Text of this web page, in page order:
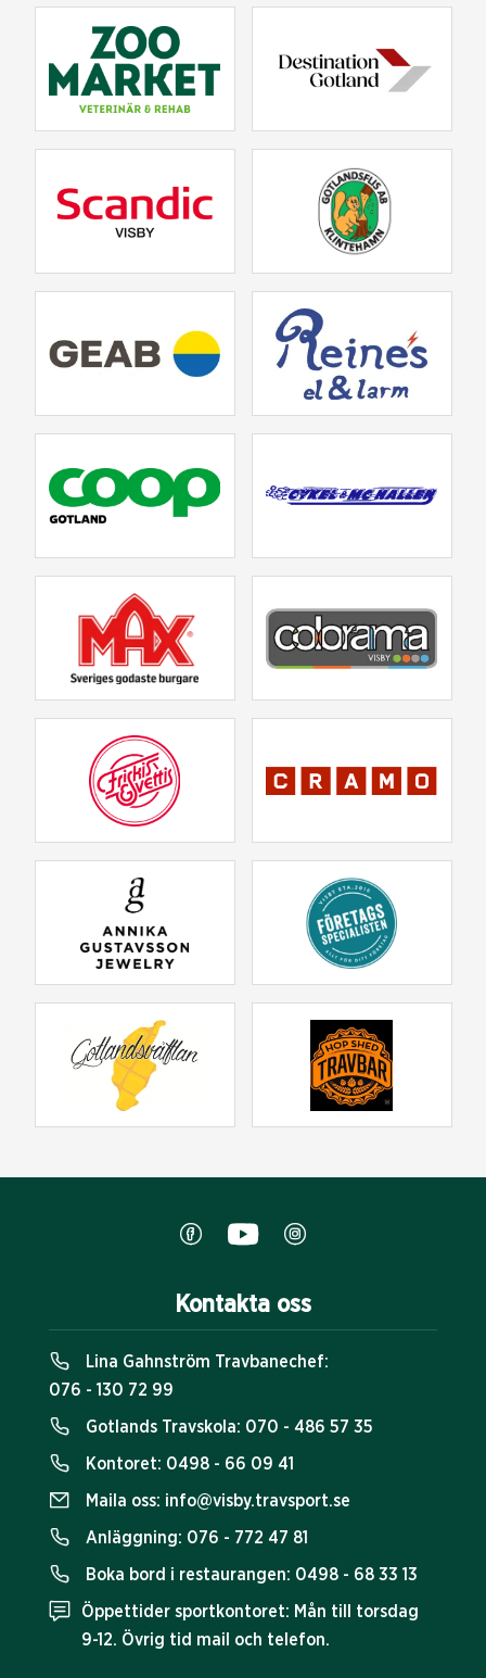
Kontakta oss
Lina Gahnström Travbanechef:
076 - 130 72 99
Gotlands Travskola: 070 - 486 57 35
Kontoret: 0498 - 66 09 41
Maila oss: info@visby.travsport.se
Anläggning: 076 - 772 47 81
Boka bord i restaurangen: 0498 - 68 33 13
Öppettider sportkontoret: Mån till torsdag
9-12. Övrig tid mail och telefon.